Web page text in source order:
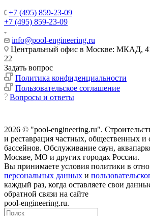
+7 (495) 859-23-09
+7 (495) 859-23-09
info@pool-engineering.ru
Центральный офис в Москве: МКАД,
22
Задать вопрос
Политика конфиденциальности
Пользовательское соглашение
Вопросы и ответы
2026 © "pool-engineering.ru".
и реставрация частных, общественных
бассейнов. Обслуживание саун,
Москве, МО и других городах России.
Вы принимаете условия политики в
персональных данных и
каждый раз, когда оставляете свои
обратной связи на сайте
pool-engineering.ru.